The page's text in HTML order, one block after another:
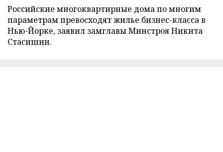
Российские многоквартирные дома по многим
параметрам превосходят жилье бизнес-класса в
Нью-Йорке, заявил замглавы Минстроя Никита
Стасишин.